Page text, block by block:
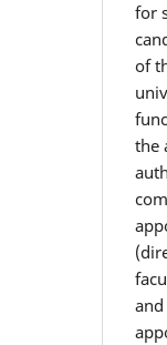
for
of
the